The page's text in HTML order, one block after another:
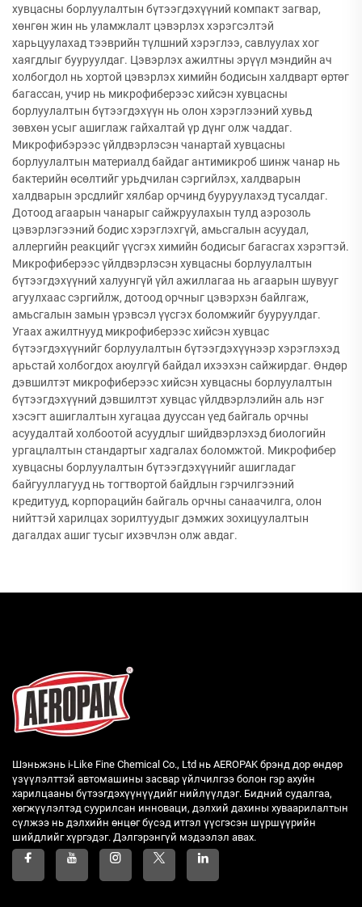
хувцасны борлуулалтын бүтээгдэхүүний компакт загвар,
хөнгөн жин нь уламжлалт цэвэрлэх хэрэгсэлтэй
харьцуулахад тээврийн түлшний хэрэглээ, савлуулах хог
хаягдлыг бууруулдаг. Цэвэрлэх ажилтны эрүүл мэндийн ач
холбогдол нь хортой цэвэрлэх химийн бодисын халдварт өртөг
багассан, учир нь микрофиберээс хийсэн хувцасны
борлуулалтын бүтээгдэхүүн нь олон хэрэглээний хувьд
зөвхөн усыг ашиглаж гайхалтай үр дүнг олж чаддаг.
Микрофибэрээс үйлдвэрлэсэн чанартай хувцасны
борлуулалтын материалд байдаг антимикроб шинж чанар нь
бактерийн өсөлтийг урьдчилан сэргийлэх, халдварын
халдварын эрсдлийг хялбар орчинд бууруулахэд тусалдаг.
Дотоод агаарын чанарыг сайжруулахын тулд аэрозоль
цэвэрлэгээний бодис хэрэглэхгүй, амьсгалын асуудал,
аллергийн реакцийг үүсгэх химийн бодисыг багасгах хэрэгтэй.
Микрофиберээс үйлдвэрлэсэн хувцасны борлуулалтын
бүтээгдэхүүний халуунгүй үйл ажиллагаа нь агаарын шувууг
агуулхаас сэргийлж, дотоод орчныг цэвэрхэн байлгаж,
амьсгалын замын үрэвсэл үүсгэх боломжийг бууруулдаг.
Угаах ажилтнууд микрофиберээс хийсэн хувцас
бүтээгдэхүүнийг борлуулалтын бүтээгдэхүүнээр хэрэглэхэд
арьстай холбогдох аюулгүй байдал ихээхэн сайжирдаг. Өндөр
дэвшилтэт микрофиберээс хийсэн хувцасны борлуулалтын
бүтээгдэхүүний дэвшилтэт хувцас үйлдвэрлэлийн аль нэг
хэсэгт ашиглалтын хугацаа дууссан үед байгаль орчны
асуудалтай холбоотой асуудлыг шийдвэрлэхэд биологийн
ургацлалтын стандартыг хадгалах боломжтой. Микрофибер
хувцасны борлуулалтын бүтээгдэхүүнийг ашигладаг
байгууллагууд нь тогтвортой байдлын гэрчилгээний
кредитууд, корпорацийн байгаль орчны санаачилга, олон
нийттэй харилцах зорилтуудыг дэмжих зохицуулалтын
дагалдах ашиг тусыг ихэвчлэн олж авдаг.
Шэньжэнь i-Like Fine Chemical Co., Ltd нь AEROPAK брэнд дор өндөр
үзүүлэлттэй автомашины засвар үйлчилгээ болон гэр ахуйн
харилцааны бүтээгдэхүүнүүдийг нийлүүлдэг. Бидний судалгаа,
хөгжүүлэлтэд суурилсан инноваци, дэлхий дахины хуваарилалтын
сүлжээ нь дэлхийн өнцөг бүсэд итгэл үүсгэсэн шүршүүрийн
шийдлийг хүргэдэг. Дэлгэрэнгүй мэдээлэл авах.